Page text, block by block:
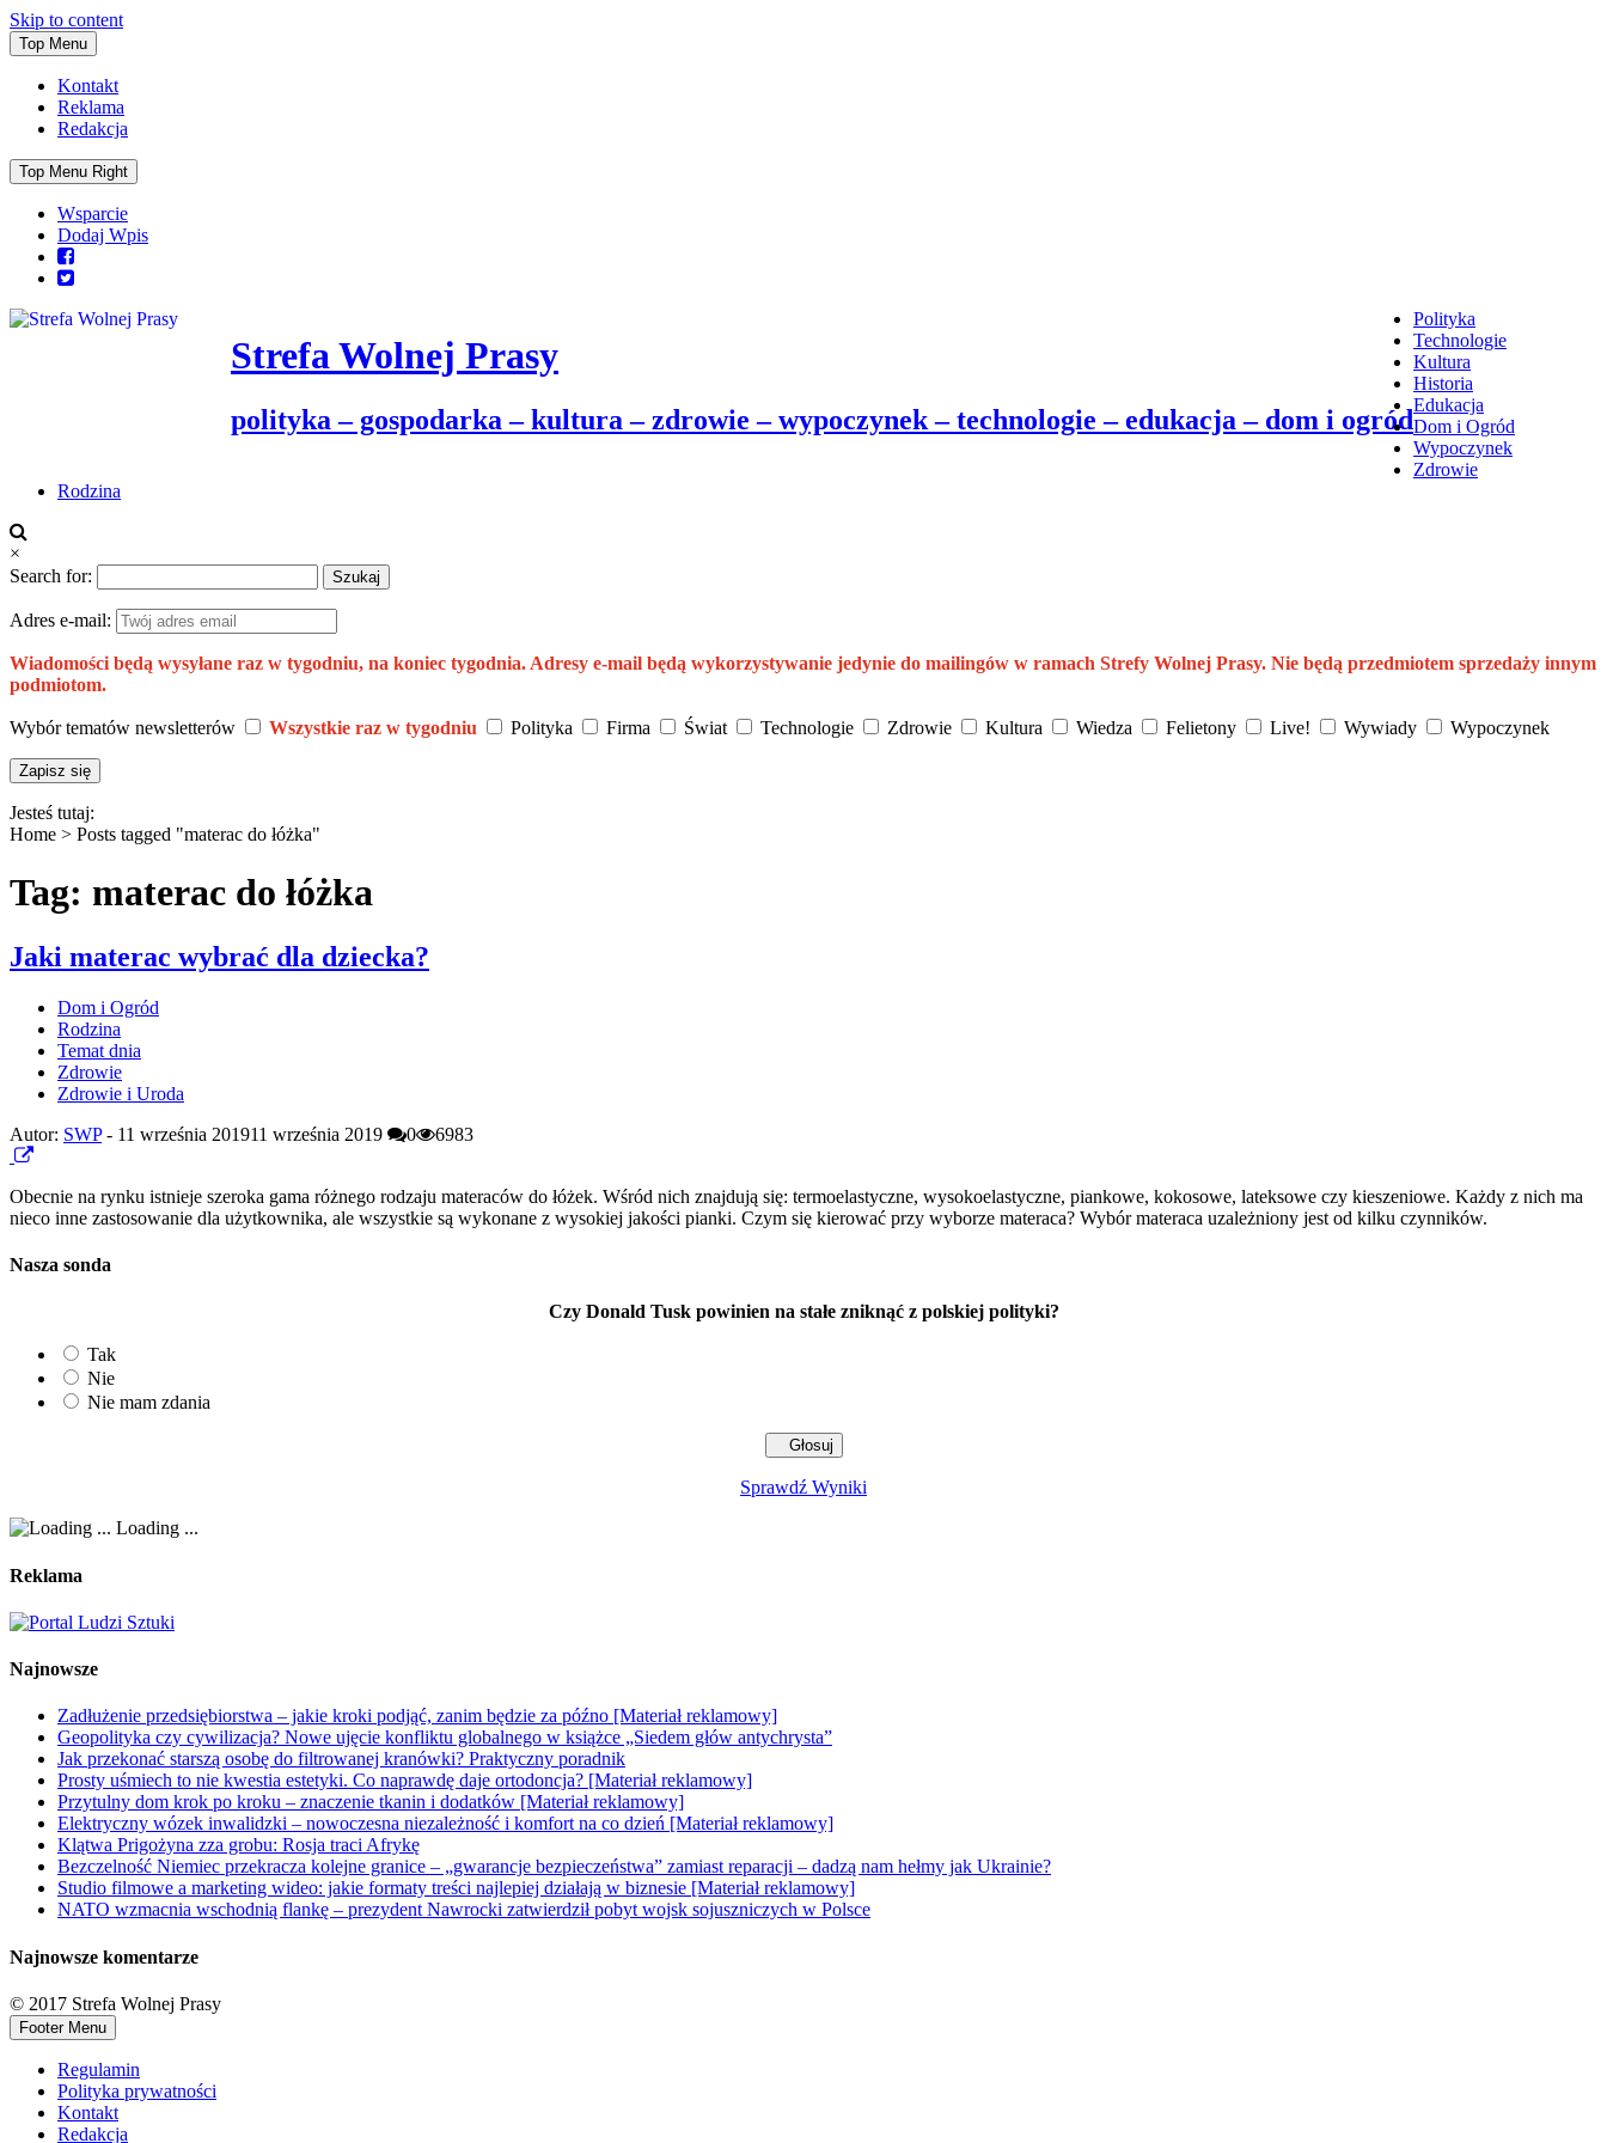
Skip to content
Top Menu
Kontakt
Reklama
Redakcja
Top Menu Right
Wsparcie
Dodaj Wpis
Strefa Wolnej Prasy
polityka – gospodarka – kultura – zdrowie – wypoczynek – technologie – edukacja – dom i ogród
Polityka
Technologie
Kultura
Historia
Edukacja
Dom i Ogród
Wypoczynek
Zdrowie
Rodzina
×
Search for:
Adres e-mail:
Wiadomości będą wysyłane raz w tygodniu, na koniec tygodnia. Adresy e-mail będą wykorzystywanie jedynie do mailingów w ramach Strefy Wolnej Prasy. Nie będą przedmiotem sprzedaży innym
podmiotom.
Wybór tematów newsletterów Wszystkie raz w tygodniu Polityka Firma Świat Technologie Zdrowie Kultura Wiedza Felietony Live! Wywiady Wypoczynek
Jesteś tutaj:
Home > Posts tagged "materac do łóżka"
Tag: materac do łóżka
Jaki materac wybrać dla dziecka?
Dom i Ogród
Rodzina
Temat dnia
Zdrowie
Zdrowie i Uroda
Autor: SWP- 11 września 201911 września 2019 0 6983
Obecnie na rynku istnieje szeroka gama różnego rodzaju materaców do łóżek. Wśród nich znajdują się: termoelastyczne, wysokoelastyczne, piankowe, kokosowe, lateksowe czy kieszeniowe. Każdy z nich ma
nieco inne zastosowanie dla użytkownika, ale wszystkie są wykonane z wysokiej jakości pianki. Czym się kierować przy wyborze materaca? Wybór materaca uzależniony jest od kilku czynników.
Nasza sonda
Czy Donald Tusk powinien na stałe zniknąć z polskiej polityki?
Tak
Nie
Nie mam zdania
Sprawdź Wyniki
Loading ...
Reklama
Najnowsze
Zadłużenie przedsiębiorstwa – jakie kroki podjąć, zanim będzie za późno [Materiał reklamowy]
Geopolityka czy cywilizacja? Nowe ujęcie konfliktu globalnego w książce „Siedem głów antychrysta”
Jak przekonać starszą osobę do filtrowanej kranówki? Praktyczny poradnik
Prosty uśmiech to nie kwestia estetyki. Co naprawdę daje ortodoncja? [Materiał reklamowy]
Przytulny dom krok po kroku – znaczenie tkanin i dodatków [Materiał reklamowy]
Elektryczny wózek inwalidzki – nowoczesna niezależność i komfort na co dzień [Materiał reklamowy]
Klątwa Prigożyna zza grobu: Rosja traci Afrykę
Bezczelność Niemiec przekracza kolejne granice – „gwarancje bezpieczeństwa” zamiast reparacji – dadzą nam hełmy jak Ukrainie?
Studio filmowe a marketing wideo: jakie formaty treści najlepiej działają w biznesie [Materiał reklamowy]
NATO wzmacnia wschodnią flankę – prezydent Nawrocki zatwierdził pobyt wojsk sojuszniczych w Polsce
Najnowsze komentarze
© 2017 Strefa Wolnej Prasy
Footer Menu
Regulamin
Polityka prywatności
Kontakt
Redakcja